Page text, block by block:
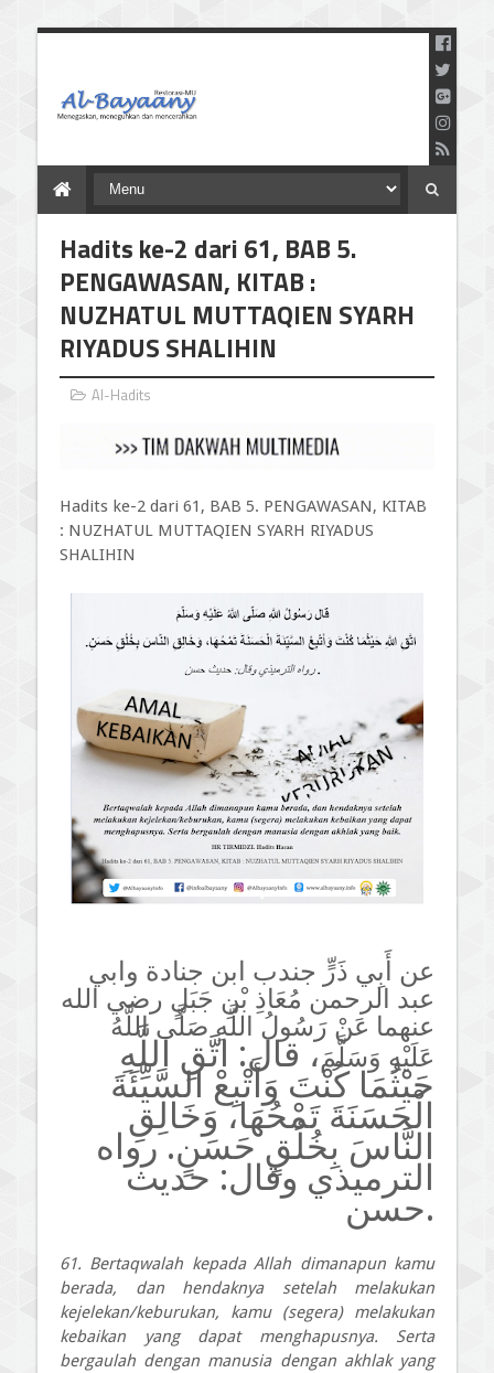
dan Mencerahkan
Hadits ke-2 dari 61, BAB 5.
PENGAWASAN, KITAB :
NUZHATUL MUTTAQIEN SYARH
RIYADUS SHALIHIN
Al-Hadits
Hadits ke-2 dari 61, BAB 5. PENGAWASAN, KITAB
: NUZHATUL MUTTAQIEN SYARH RIYADUS
SHALIHIN
عن أَبِي ذَرٍّ جندب ابن جنادة وابي
عبد الرحمن مُعَاذِ بْنِ جَبَلٍ رضي الله
عنهما عَنْ رَسُولُ اللَّهِ صَلَّى اللَّهُ
عَلَيْهِ وَسَلَّمَ، قال: اتَّقِ اللَّهِ
حَيْثُمَا كُنْتَ وَأَتْبِعْ السَّيِّئَةَ
الْحَسَنَةَ تَمْحُهَا، وَخَالِقِ
النَّاسَ بِخُلُقٍ حَسَنٍ. رواه
الترميذي وقال: حديث
حسن.
61. Bertaqwalah kepada Allah dimanapun kamu
berada, dan hendaknya setelah melakukan
kejelekan/keburukan, kamu (segera) melakukan
kebaikan yang dapat menghapusnya. Serta
bergaulah dengan manusia dengan akhlak yang